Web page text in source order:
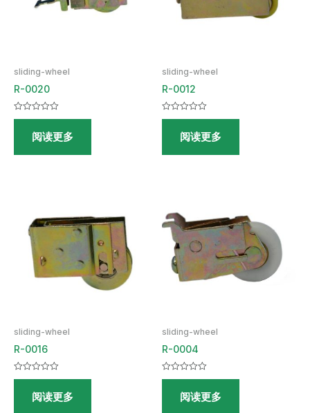
sliding-wheel
R-0020
评
&sol;阅读更多
sliding-wheel
R-0012
评
&sol;阅读更多
sliding-wheel
R-0016
评
&sol;阅读更多
sliding-wheel
R-0004
评
&sol;阅读更多